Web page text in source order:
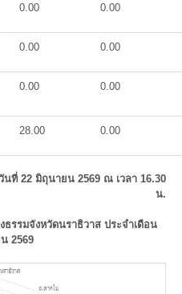
0.00 0.00
0.00 0.00
0.00 0.00
28.00 0.00
22 มิถุนายน 2569 ณ เวลา 16.30
น.
รรมจังหวัดนราธิวาส ประจำเดือน
2569